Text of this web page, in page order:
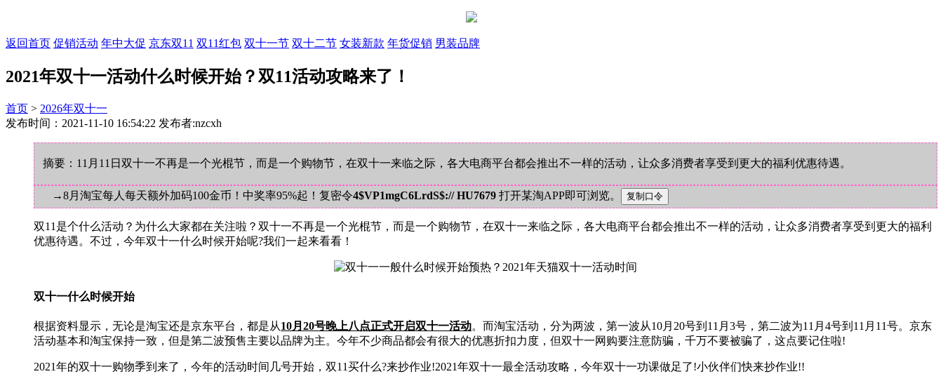
返回首页 促销活动 年中大促 京东双11 双11红包 双十一节 双十二节 女装新款 年货促销 男装品牌
2021年双十一活动什么时候开始？双11活动攻略来了！
首页 > 2026年双十一
发布时间：2021-11-10 16:54:22 发布者:nzcxh
摘要：11月11日双十一不再是一个光棍节，而是一个购物节，在双十一来临之际，各大电商平台都会推出不一样的活动，让众多消费者享受到更大的福利优惠待遇。
→8月淘宝每人每天额外加码100金币！中奖率95%起！复密令4$VP1mgC6LrdS$:// HU7679 打开某淘APP即可浏览。
双11是个什么活动？为什么大家都在关注啦？双十一不再是一个光棍节，而是一个购物节，在双十一来临之际，各大电商平台都会推出不一样的活动，让众多消费者享受到更大的福利
优惠待遇。不过，今年双十一什么时候开始呢?我们一起来看看！
双十一什么时候开始
根据资料显示，无论是淘宝还是京东平台，都是从10月20号晚上八点正式开启双十一活动。而淘宝活动，分为两波，第一波从10月20号到11月3号，第二波为11月4号到11月11号。京东
活动基本和淘宝保持一致，但是第二波预售主要以品牌为主。今年不少商品都会有很大的优惠折扣力度，但双十一网购要注意防骗，千万不要被骗了，这点要记住啦!
2021年的双十一购物季到来了，今年的活动时间几号开始，双11买什么?来抄作业!2021年双十一最全活动攻略，今年双十一功课做足了!小伙伴们快来抄作业!!